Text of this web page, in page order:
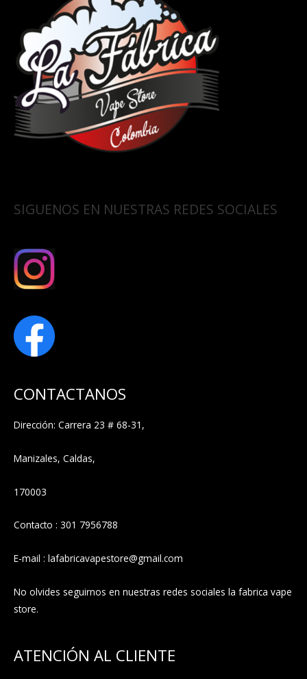
SIGUENOS EN NUESTRAS REDES SOCIALES
CONTACTANOS
Dirección: Carrera 23 # 68-31,
Manizales, Caldas,
170003
Contacto : 301 7956788
E-mail : lafabricavapestore@gmail.com
No olvides seguirnos en nuestras redes sociales la fabrica vape
store.
ATENCIÓN AL CLIENTE